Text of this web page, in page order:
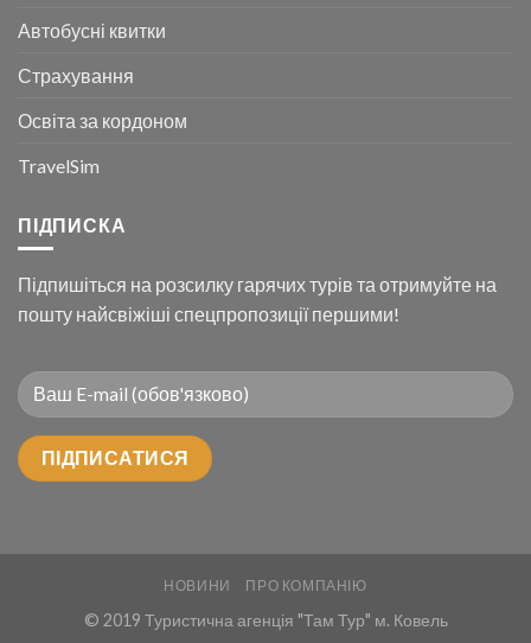
Автобусні квитки
Страхування
Освіта за кордоном
TravelSim
ПІДПИСКА
Підпишіться на розсилку гарячих турів та отримуйте на
пошту найсвіжіші спецпропозиції першими!
НОВИНИ ПРО КОМПАНІЮ
© 2019 Туристична агенція "Там Тур" м. Ковель